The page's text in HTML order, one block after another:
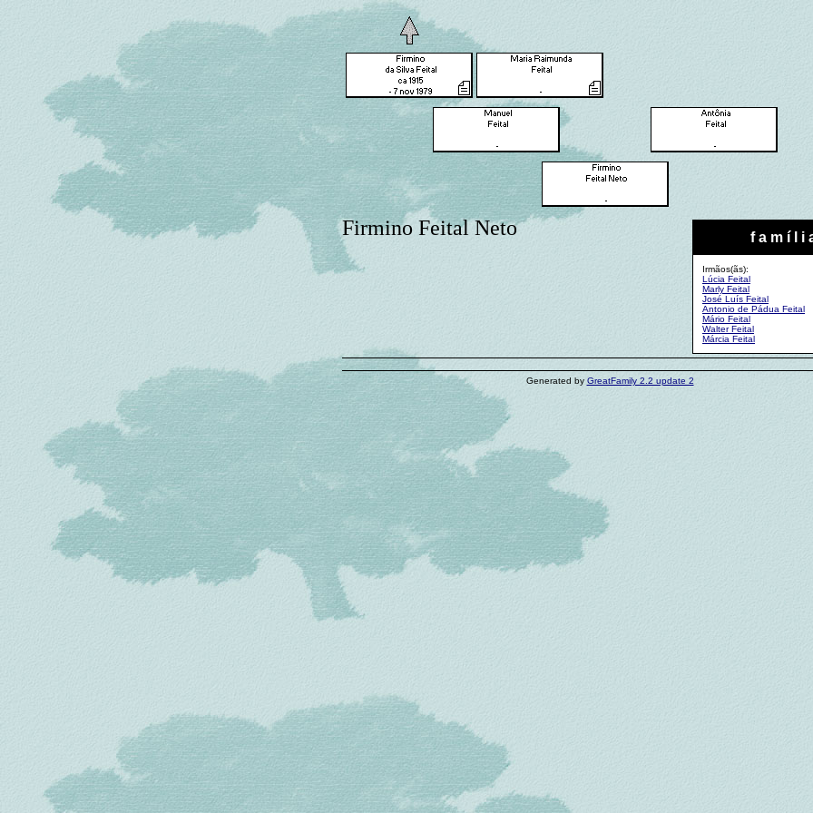
f a m í l i
Irmãos(ãs):
Lúcia Feital
Marly Feital
José Luís Feital
Antonio de Pádua Feital
Mário Feital
Walter Feital
Márcia Feital
Firmino Feital Neto
Generated by GreatFamily 2.2 update 2